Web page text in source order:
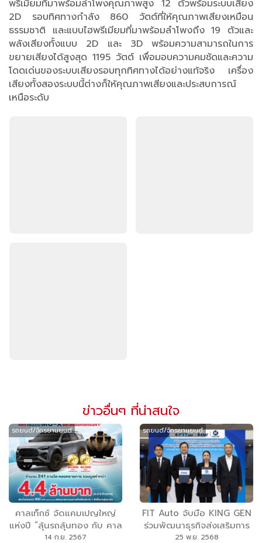
พรีเมียมที่มาพร้อมลำโพงคุณภาพสูง 12 ตัวพร้อมระบบเสียง
2D รอบทิศทางกำลัง 860 วัตต์ที่ให้คุณภาพเสียงเหมือน
ธรรมชาติ และแบบไฮพรีเมียมที่มาพร้อมลำโพงถึง 19 ตัวและ
พลังเสียงทั้งแบบ 2D และ 3D พร้อมความสามารถในการ
ขยายเสียงได้สูงสุด 1195 วัตต์ เพื่อมอบความคมชัดและความ
โดดเด่นของระบบเสียงรอบทุกทิศทางได้อย่างแท้จริง เครื่อง
เสียงทั้งสองระบบนี้ต่างก็ให้คุณภาพเสียงและประสบการณ์
เหนือระดับ
ข่าวอื่นๆ ที่น่าสนใจ
รถยนต์/จักรยานยนต์
คาลเท็กซ์ จัดแคมเปญใหญ่
แห่งปี “ลุ้นรถลุ้นทอง กับ คาล
เท็กซ์ รีวอร์ด” ยิ่งเติมมาก ยิ่ง
14 ก.ย. 2567
รถยนต์/จักรยานยนต์
FIT Auto จับมือ KING GEN
ร่วมพัฒนาธุรกิจส่งเสริมการ
ใช้และให้บริการยานยนต์ไฟฟ้า
25 พ.ย. 2568